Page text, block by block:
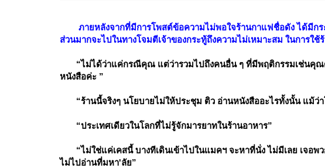
ภายหลังจากที่มีการโพสต์ข้อความไม่พอใจร้านกาแฟชื่อดัง ได้มีก
ส่วนมากจะไปในทางโจมตีเจ้าของกระทู้ถึงความไม่เหมาะสม ในการใ
“ไม่ได้ว่าแค่กรณีคุณ แต่ว่ารวมไปถึงคนอื่น ๆ ที่มีพฤติกรรมเช่นคุ
หนังสือค่ะ ”
“ร้านนี้จริงๆ นโยบายไม่ให้ประชุม ติว อ่านหนังสืออะไรทั้งนั้น แม้ว่
“ประเทศเดียวในโลกที่ไม่รู้จักมารยาทในร้านอาหาร”
“ไม่ใช่แค่เคสนี้ บางทีเดินเข้าไปในแมคฯ จะหาที่นั่ง ไม่มีเลย เจอ
ไม่ไปอ่านที่มหา'ลัย”